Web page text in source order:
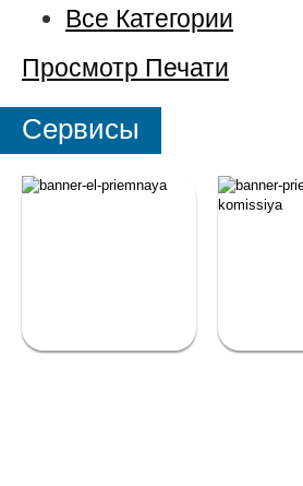
Все Категории
Просмотр Печати
Сервисы